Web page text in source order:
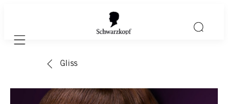
Mobile navigation
Gliss